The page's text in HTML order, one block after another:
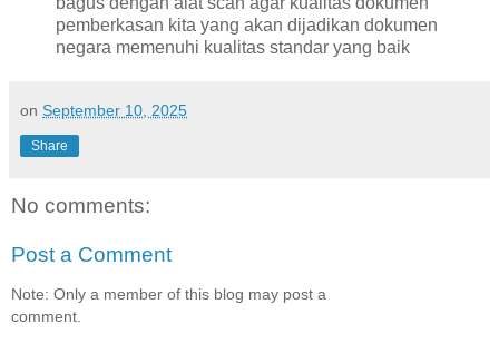
pemberkasan kita yang akan dijadikan dokumen
negara memenuhi kualitas standar yang baik
on September 10, 2025
Share
No comments:
Post a Comment
Note: Only a member of this blog may post a
comment.